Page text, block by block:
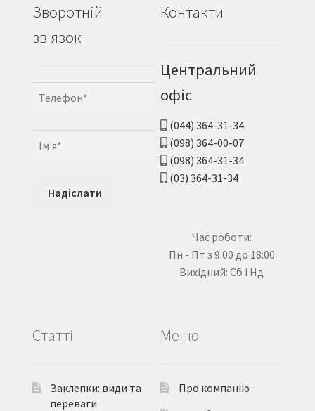
Зворотній
зв'язок
Контакти
Центральний
офіс
(044) 364-31-34
(098) 364-00-07
(098) 364-31-34
(03) 364-31-34
Час роботи:
Пн - Пт з 9:00 до 18:00
Вихідний: Сб і Нд
Статті
Заклепки: види та
переваги
Меню
Про компанію